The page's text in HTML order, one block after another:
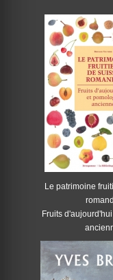
Le patrimoine
Fruits